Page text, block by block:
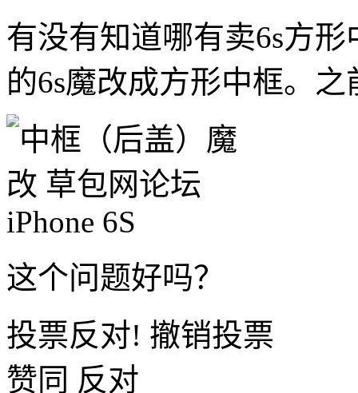
有没有知道哪有卖6s方
的6s魔改成方形中框。
这个问题好吗？
投票反对! 撤销投票
赞同 反对